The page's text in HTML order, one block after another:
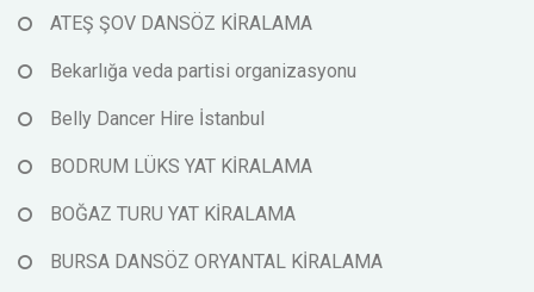
ATEŞ ŞOV DANSÖZ KİRALAMA
Bekarlığa veda partisi organizasyonu
Belly Dancer Hire İstanbul
BODRUM LÜKS YAT KİRALAMA
BOĞAZ TURU YAT KİRALAMA
BURSA DANSÖZ ORYANTAL KİRALAMA